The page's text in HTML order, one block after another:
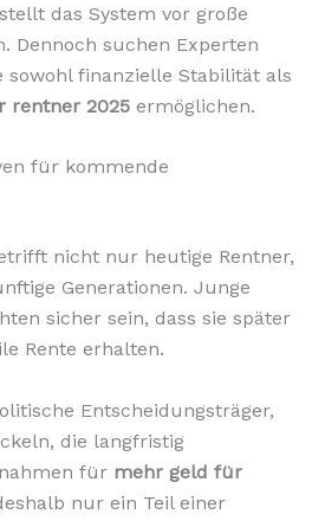
das System vor große
Dennoch suchen Experten
sowohl finanzielle Stabilität als
rentner 2025ermöglichen.
für kommende
nicht nur heutige Rentner,
Generationen. Junge
sicher sein, dass sie später
Rente erhalten.
Entscheidungsträger,
die langfristig
für mehr geld für
nur ein Teil einer